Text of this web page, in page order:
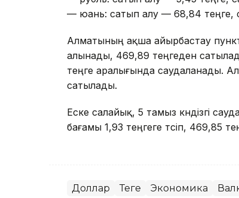
— юань: сатып алу — 68,84 теңге,
Алматының ақша айырбастау
алынады, 469,89 теңгеден
теңге аралығында саудаланады.
сатылады.
Еске салайық, 5 тамыз күндізгі
бағамы 1,93 теңгеге түсіп, 469,85
Доллар Теңге Экономика